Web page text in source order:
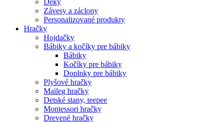
Deky
Závesy a záclony
Personalizované produkty
Hračky
Hojdačky
Bábiky a kočíky pre bábiky
Bábiky
Kočíky pre bábiky
Doplnky pre bábiky
Plyšové hračky
Maileg hračky
Detské stany, teepee
Montessori hračky
Drevené hračky